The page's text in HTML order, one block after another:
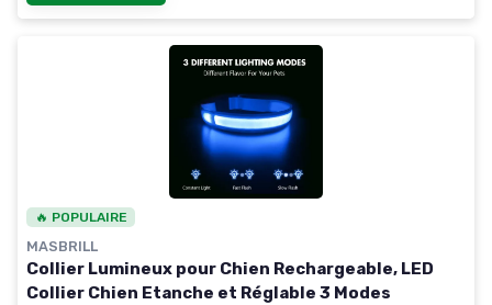
🔥 POPULAIRE
MASBRILL
Collier Lumineux pour Chien Rechargeable, LED
Collier Chien Etanche et Réglable 3 Modes